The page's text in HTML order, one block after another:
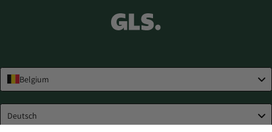
Belgium
Deutsch